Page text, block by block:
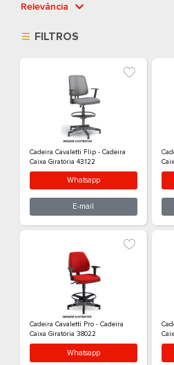
Relevância
Maior Preço
Ordem Alfabética
FILTROS
Cadeira Cavaletti Flip - Cadeira
Caixa Giratória 43122
Whatsapp